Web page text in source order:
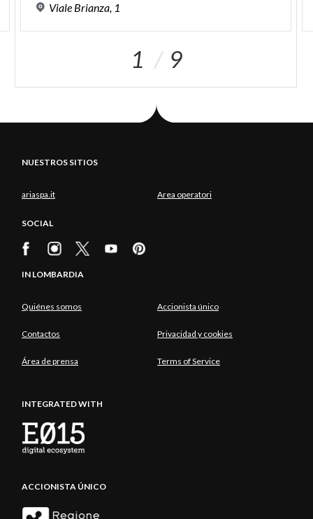
Viale Brianza, 1
1 9
NUESTROS SITIOS
ariaspa.it Area operatori
SOCIAL
IN LOMBARDIA
Quiénes somos Accionista único
Contactos Privacidad y cookies
Área de prensa Terms of Service
INTEGRATED WITH
ACCIONISTA ÚNICO